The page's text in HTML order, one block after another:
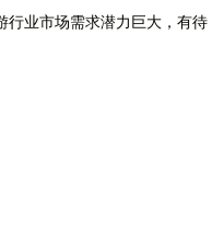
行业市场需求潜力巨大，有待